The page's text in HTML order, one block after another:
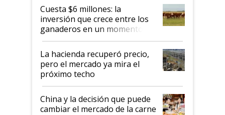
Cuesta $6 millones: la
inversión que crece entre los
ganaderos en un momento
histórico para la actividad
La hacienda recuperó precio,
pero el mercado ya mira el
próximo techo
China y la decisión que puede
cambiar el mercado de la carne